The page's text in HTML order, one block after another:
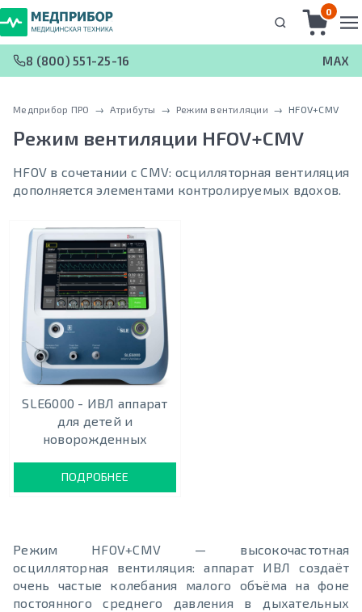
0
8 (800) 551-25-16 MAX
Медприбор ПРО → Атрибуты → Режим вентиляции → HFOV+CMV
Режим вентиляции HFOV+CMV
HFOV в сочетании с CMV: осцилляторная вентиляция
дополняется элементами контролируемых вдохов.
SLE6000 - ИВЛ аппарат
для детей и
новорожденных
ПОДРОБНЕЕ
Режим HFOV+CMV — высокочастотная
осцилляторная вентиляция: аппарат ИВЛ создаёт
очень частые колебания малого объёма на фоне
постоянного среднего давления в дыхательных